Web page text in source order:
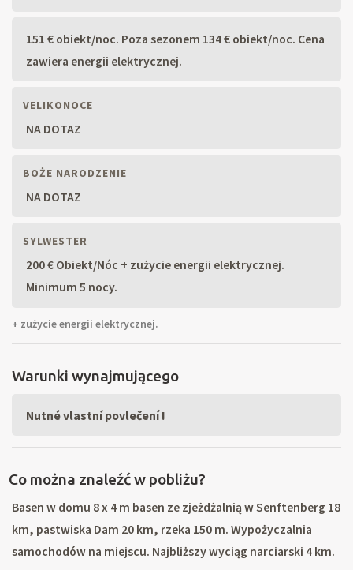
151 € obiekt/noc. Poza sezonem 134 € obiekt/noc. Cena
zawiera energii elektrycznej.
VELIKONOCE
NA DOTAZ
BOŻE NARODZENIE
NA DOTAZ
SYLWESTER
200 € Obiekt/Nóc + zużycie energii elektrycznej.
Minimum 5 nocy.
+ zużycie energii elektrycznej.
Warunki wynajmującego
Nutné vlastní povlečení !
Co można znaleźć w pobliżu?
Basen w domu 8 x 4 m basen ze zjeżdżalnią w Senftenberg 18
km, pastwiska Dam 20 km, rzeka 150 m. Wypożyczalnia
samochodów na miejscu. Najbliższy wyciąg narciarski 4 km.